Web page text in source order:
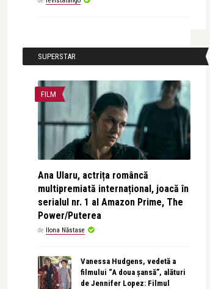
SUPERSTAR
FILM
Ana Ularu, actrița româncă
multipremiată internațional, joacă în
serialul nr. 1 al Amazon Prime, The
Power/Puterea
de Ilona Năstase
Vanessa Hudgens, vedetă a
filmului “A doua șansă”, alături
de Jennifer Lopez: Filmul